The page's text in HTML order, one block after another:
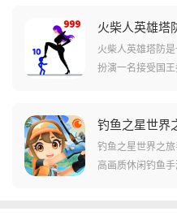
不及拆除发生爆炸
通过帮美食洗澡
地认识食材，了
初步认知。
火柴人英雄塔
火柴人英雄塔防
扮演一名接受国
数字，你必须像玩
攻，才能在这场
钓鱼之星世界
钓鱼之星世界之
高画质休闲钓鱼